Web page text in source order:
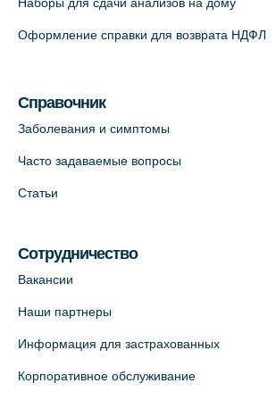
На карте
+7 (812) 660-73-69
На карте
На карте
Лабораторный терминал на
партнёр)
+7 (812) 498-10-30
Оформление справки для возврата НДФЛ
Справочник
Заболевания и симптомы
Часто задаваемые вопросы
Статьи
Сотрудничество
Вакансии
Наши партнеры
Информация для застрахованных
Корпоративное обслуживание